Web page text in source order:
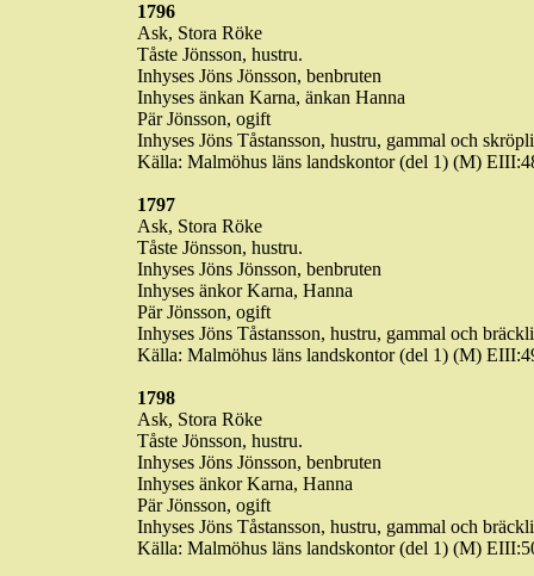
1796
Ask, Stora Röke
Tåste Jönsson, hustru.
Inhyses Jöns Jönsson, benbruten
Inhyses änkan Karna, änkan Hanna
Pär Jönsson, ogift
Inhyses Jöns Tåstansson, hustru, gammal och
Källa: Malmöhus läns landskontor (del 1) (M)
1797
Ask, Stora Röke
Tåste Jönsson, hustru.
Inhyses Jöns Jönsson, benbruten
Inhyses änkorKarna, Hanna
Pär Jönsson, ogift
Inhyses Jöns Tåstansson, hustru, gammal och
Källa: Malmöhus läns landskontor (del 1) (M)
1798
Ask, Stora Röke
Tåste Jönsson, hustru.
Inhyses Jöns Jönsson, benbruten
Inhyses änkorKarna, Hanna
Pär Jönsson, ogift
Inhyses Jöns Tåstansson, hustru, gammal och
Källa: Malmöhus läns landskontor (del 1) (M)